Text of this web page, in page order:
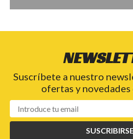
Suscríbete a nuestro
ofertas y novedades